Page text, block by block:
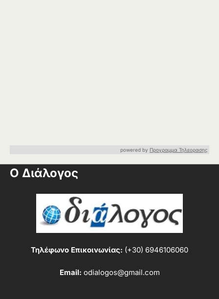
powered by Προγραμμα Τηλεορασης
Ο Διάλογος
Τηλέφωνο Επικοινωνίας: (+30) 6946106060
Email: odialogos@gmail.com